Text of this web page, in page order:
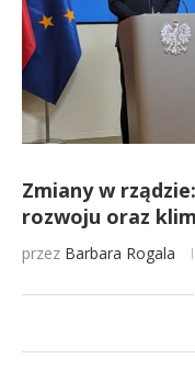
Zmiany w
rozwoju oraz
przez Barbara Rogala